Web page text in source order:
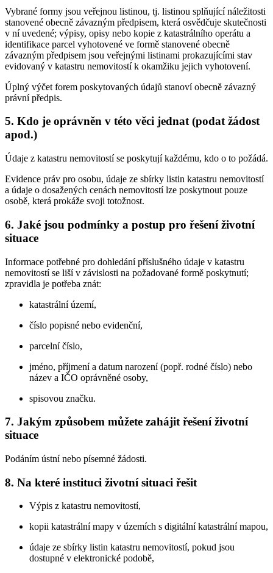
Vybrané formy jsou veřejnou listinou, tj. listinou splňující náležitosti
stanovené obecně závazným předpisem, která osvědčuje skutečnosti
v ní uvedené; výpisy, opisy nebo kopie z katastrálního operátu a
identifikace parcel vyhotovené ve formě stanovené obecně
závazným předpisem jsou veřejnými listinami prokazujícími stav
evidovaný v katastru nemovitostí k okamžiku jejich vyhotovení.
Úplný výčet forem poskytovaných údajů stanoví obecně závazný
právní předpis.
5. Kdo je oprávněn v této věci jednat (podat žádost
apod.)
Údaje z katastru nemovitostí se poskytují každému, kdo o to požádá.
Evidence práv pro osobu, údaje ze sbírky listin katastru nemovitostí
a údaje o dosažených cenách nemovitostí lze poskytnout pouze
osobě, která prokáže svoji totožnost.
6. Jaké jsou podmínky a postup pro řešení životní
situace
Informace potřebné pro dohledání příslušného údaje v katastru
nemovitostí se liší v závislosti na požadované formě poskytnutí;
zpravidla je potřeba znát:
katastrální území,
číslo popisné nebo evidenční,
parcelní číslo,
jméno, příjmení a datum narození (popř. rodné číslo) nebo
název a IČO oprávněné osoby,
spisovou značku.
7. Jakým způsobem můžete zahájit řešení životní
situace
Podáním ústní nebo písemné žádosti.
8. Na které instituci životní situaci řešit
Výpis z katastru nemovitostí,
kopii katastrální mapy v územích s digitální katastrální mapou,
údaje ze sbírky listin katastru nemovitostí, pokud jsou
dostupné v elektronické podobě,